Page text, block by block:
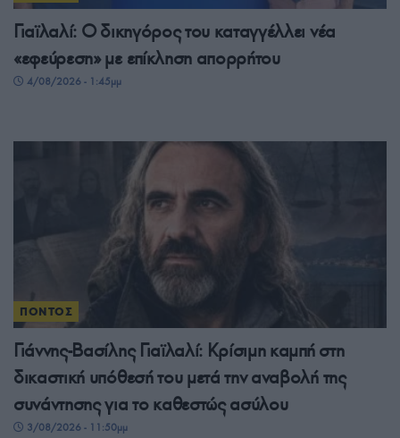
Γιαϊλαλί: Ο δικηγόρος του καταγγέλλει νέα
«εφεύρεση» με επίκληση απορρήτου
4/08/2026 - 1:45μμ
ΠΟΝΤΟΣ
Γιάννης-Βασίλης Γιαϊλαλί: Κρίσιμη καμπή στη
δικαστική υπόθεσή του μετά την αναβολή της
συνάντησης για το καθεστώς ασύλου
3/08/2026 - 11:50μμ